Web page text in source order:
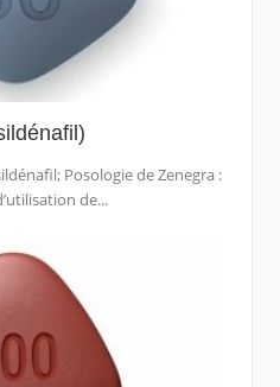
Posologie de Zenegra :
de...